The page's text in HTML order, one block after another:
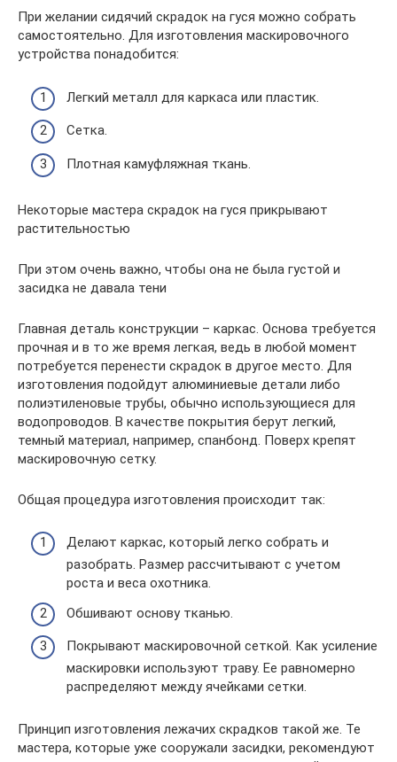
При желании сидячий скрадок на гуся можно собрать
самостоятельно. Для изготовления маскировочного
устройства понадобится:
Легкий металл для каркаса или пластик.
Сетка.
Плотная камуфляжная ткань.
Некоторые мастера скрадок на гуся прикрывают
растительностью
При этом очень важно, чтобы она не была густой и
засидка не давала тени
Главная деталь конструкции – каркас. Основа требуется
прочная и в то же время легкая, ведь в любой момент
потребуется перенести скрадок в другое место. Для
изготовления подойдут алюминиевые детали либо
полиэтиленовые трубы, обычно использующиеся для
водопроводов. В качестве покрытия берут легкий,
темный материал, например, спанбонд. Поверх крепят
маскировочную сетку.
Общая процедура изготовления происходит так:
Делают каркас, который легко собрать и
разобрать. Размер рассчитывают с учетом
роста и веса охотника.
Обшивают основу тканью.
Покрывают маскировочной сеткой. Как усиление
маскировки используют траву. Ее равномерно
распределяют между ячейками сетки.
Принцип изготовления лежачих скрадков такой же. Те
мастера, которые уже сооружали засидки, рекомендуют